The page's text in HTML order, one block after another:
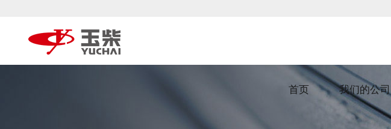
首页 我们的公司